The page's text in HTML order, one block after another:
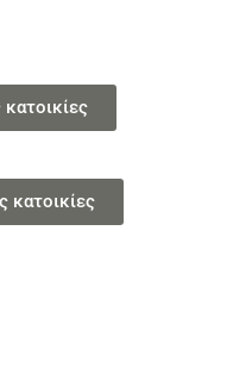
κατοικίες
κατοικίες